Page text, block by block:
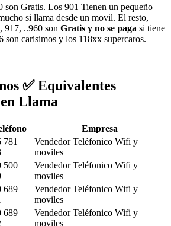
son Gratis. Los 901 Tienen un pequeño
si llama desde un movil. El resto,
917, ..960 son Gratis y no se paga si tiene
son carisimos y los 118xx supercaros.
✅ Equivalentes
Llama
Empresa
781
Vendedor Teléfonico Wifi y
moviles
500
Vendedor Teléfonico Wifi y
moviles
689
Vendedor Teléfonico Wifi y
moviles
689
Vendedor Teléfonico Wifi y
moviles